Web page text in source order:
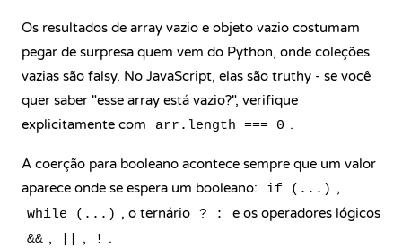
Os resultados de array vazio e objeto vazio costumam
pegar de surpresa quem vem do Python, onde coleções
vazias são falsy. No JavaScript, elas são truthy - se você
quer saber "esse array está vazio?", verifique
explicitamente com
arr.length === 0 .
A coerção para booleano acontece sempre que um valor
aparece onde se espera um booleano:
if (...) ,
while (...) , o ternário ? : e os operadores lógicos
&& , , ! .